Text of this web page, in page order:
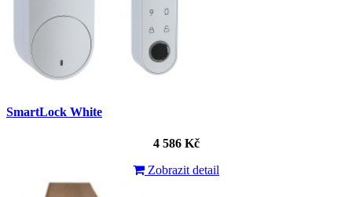
SmartLock White
4 586 Kč
Zobrazit detail